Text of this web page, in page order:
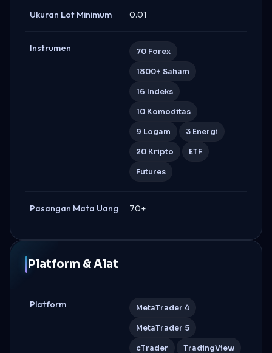
Ukuran Lot Minimum 0.01
Instrumen 70 Forex
1800+ Saham
16 Indeks
10 Komoditas
9 Logam 3 Energi
20 Kripto ETF
Futures
Pasangan Mata Uang 70+
Platform & Alat
Platform MetaTrader 4
MetaTrader 5
cTrader TradingView